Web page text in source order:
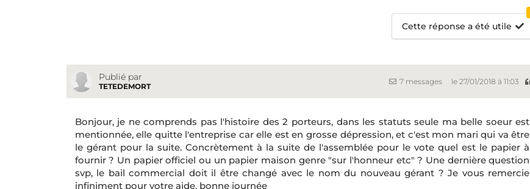
Cette réponse a été utile
Publié par
TETEDEMORT
7 messages le 27/01/2018 à 11:03
Bonjour, je ne comprends pas l'histoire des 2 porteurs, dans les statuts seule ma belle soeur est
mentionnée, elle quitte l'entreprise car elle est en grosse dépression, et c'est mon mari qui va être
le gérant pour la suite. Concrètement à la suite de l'assemblée pour le vote quel est le papier à
fournir ? Un papier officiel ou un papier maison genre "sur l'honneur etc" ? Une dernière question
svp, le bail commercial doit il être changé avec le nom du nouveau gérant ? Je vous remercie
infiniment pour votre aide, bonne journée